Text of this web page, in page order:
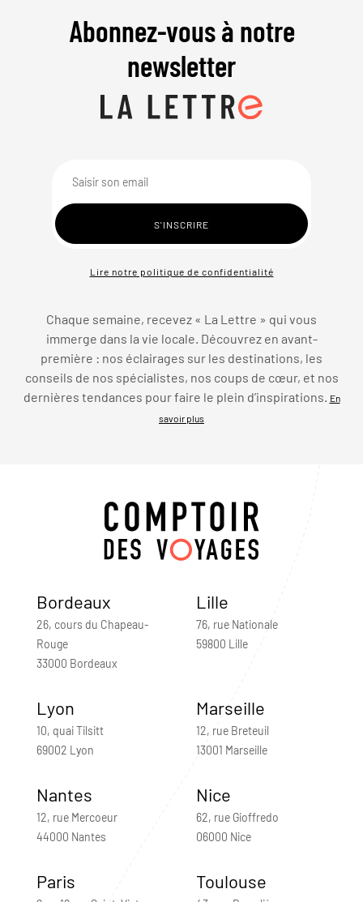
Abonnez-vous à notre
newsletter
Lire notre politique de confidentialité
Chaque semaine, recevez « La Lettre » qui vous
immerge dans la vie locale. Découvrez en avant-
première : nos éclairages sur les destinations, les
conseils de nos spécialistes, nos coups de cœur, et nos
dernières tendances pour faire le plein d’inspirations.
En
savoir plus
Bordeaux
26, cours du Chapeau-
Rouge
33000 Bordeaux
Lille
76, rue Nationale
59800 Lille
Lyon
10, quai Tilsitt
69002 Lyon
Marseille
12, rue Breteuil
13001 Marseille
Nantes
12, rue Mercoeur
44000 Nantes
Nice
62, rue Gioffredo
06000 Nice
Paris Toulouse